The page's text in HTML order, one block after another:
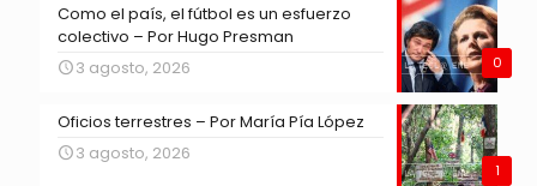
0
Como el país, el fútbol es un esfuerzo
colectivo – Por Hugo Presman
3 agosto, 2026
1
Oficios terrestres – Por María Pía López
3 agosto, 2026